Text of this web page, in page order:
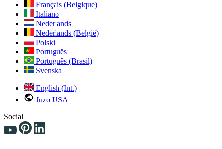
Français (Belgique)
Italiano
Nederlands
Nederlands (België)
Polski
Português
Português (Brasil)
Svenska
English (Int.)
Juzo USA
Social